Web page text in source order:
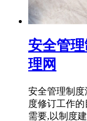
安全管
理网
安全管理制度
度修订工作
需要,以制度